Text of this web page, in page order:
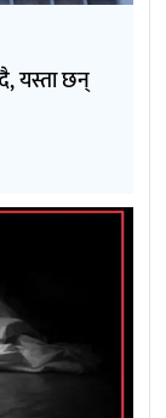
यस्ता छन्